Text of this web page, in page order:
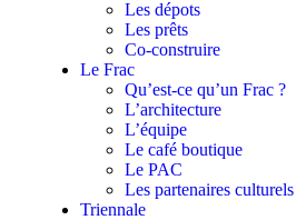
Les dépots
Les prêts
Co-construire
Le Frac
Qu’est-ce qu’un Frac ?
L’architecture
L’équipe
Le café boutique
Le PAC
Les partenaires culturels
Triennale